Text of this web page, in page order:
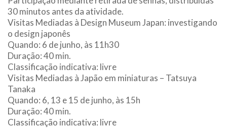
30 minutos antes da atividade.
Visitas Mediadas à Design Museum Japan: investigando
o design japonês
Quando: 6 de junho, às 11h30
Duração: 40 min.
Classificação indicativa: livre
Visitas Mediadas à Japão em miniaturas – Tatsuya
Tanaka
Quando: 6, 13 e 15 de junho, às 15h
Duração: 40 min.
Classificação indicativa: livre